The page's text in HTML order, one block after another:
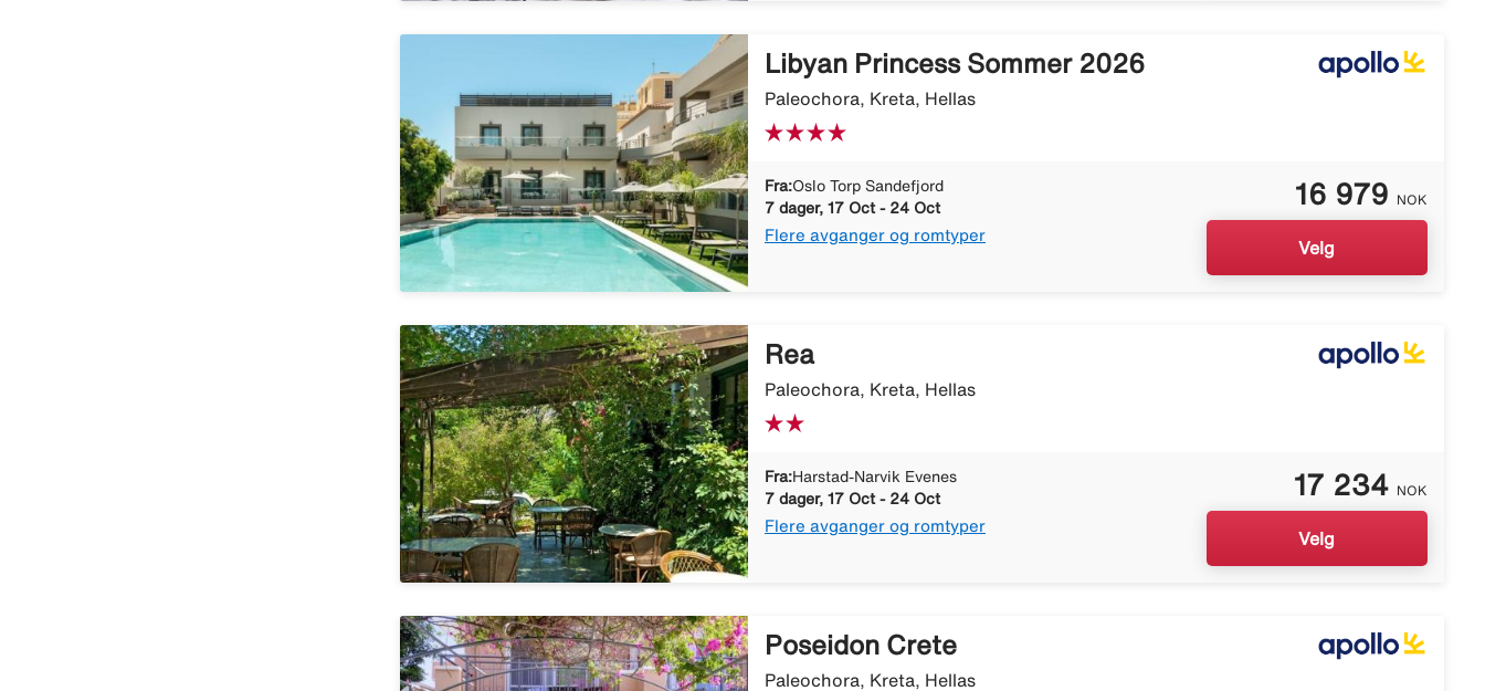
Libyan Princess Sommer 2026
Paleochora, Kreta, Hellas
Fra:Oslo Torp Sandefjord
7 dager, 17 Oct - 24 Oct
Flere avganger og romtyper
16 979 NOK
Velg
Rea
Paleochora, Kreta, Hellas
Fra:Harstad-Narvik Evenes
7 dager, 17 Oct - 24 Oct
Flere avganger og romtyper
17 234 NOK
Velg
Poseidon Crete
Paleochora, Kreta, Hellas